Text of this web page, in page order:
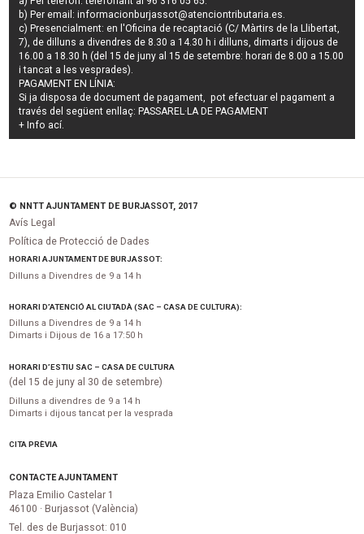
b) Per email:informacionburjassot@atenciontributaria.es.
c) Presencialment: en l'Oficina de recaptació (C/ Màrtirs de la Llibertat,
7), de dilluns a divendres de 8.30 a 14.30 h i dilluns, dimarts i dijous de
16.00 a 18.30 h (del 15 de juny al 15 de setembre: horari de 8.00 a 15.00
i tancat a les vesprades).
PAGAMENT EN LÍNIA:
Si ja disposa de document de pagament, pot efectuar el pagament a
través del següent enllaç: PASSAREL·LA DE PAGAMENT
+ Info ací.
© NNTT AJUNTAMENT DE BURJASSOT, 2017
Avís Legal
Política de Protecció de Dades
HORARI AJUNTAMENT DE BURJASSOT:
Dilluns a Divendres de 9 a 14 h
HORARI D’ATENCIÓ AL CIUTADÀ (SAC – CASA DE CULTURA):
Dilluns a Divendres de 9 a 14 h
Dimarts i Dijous de 16 a 17:50 h
HORARI D’ESTIU SAC – CASA DE CULTURA
(del 15 de juny al 30 de setembre)
Dilluns a divendres de 9 a 14 h
Dimarts i dijous tancat per la vesprada
CITA PRÈVIA
CONTACTE AJUNTAMENT
Plaza Emilio Castelar 1
46100 · Burjassot (València)
Tel. des de Burjassot: 010